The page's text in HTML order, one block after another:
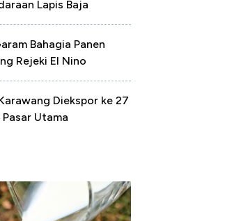
Lapis Baja
Bahagia Panen
Rejeki El Nino
Diekspor ke 27
Utama